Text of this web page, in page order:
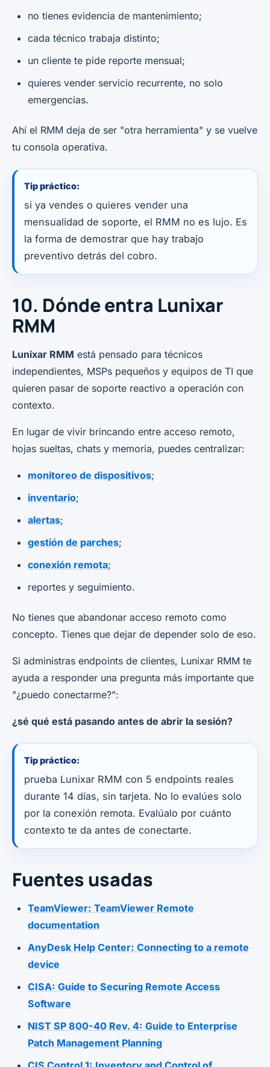
no tienes evidencia de mantenimiento;
cada técnico trabaja distinto;
un cliente te pide reporte mensual;
quieres vender servicio recurrente, no solo
emergencias.
Ahí el RMM deja de ser "otra herramienta" y se vuelve
tu consola operativa.
Tip práctico:
si ya vendes o quieres vender una
mensualidad de soporte, el RMM no es lujo. Es
la forma de demostrar que hay trabajo
preventivo detrás del cobro.
10. Dónde entra Lunixar
RMM
Lunixar RMM está pensado para técnicos
independientes, MSPs pequeños y equipos de TI que
quieren pasar de soporte reactivo a operación con
contexto.
En lugar de vivir brincando entre acceso remoto,
hojas sueltas, chats y memoria, puedes centralizar:
monitoreo de dispositivos;
inventario;
alertas;
gestión de parches;
conexión remota;
reportes y seguimiento.
No tienes que abandonar acceso remoto como
concepto. Tienes que dejar de depender solo de eso.
Si administras endpoints de clientes, Lunixar RMM te
ayuda a responder una pregunta más importante que
"¿puedo conectarme?":
¿sé qué está pasando antes de abrir la sesión?
Tip práctico:
prueba Lunixar RMM con 5 endpoints reales
durante 14 días, sin tarjeta. No lo evalúes solo
por la conexión remota. Evalúalo por cuánto
contexto te da antes de conectarte.
Fuentes usadas
TeamViewer: TeamViewer Remote
documentation
AnyDesk Help Center: Connecting to a remote
device
CISA: Guide to Securing Remote Access
Software
NIST SP 800-40 Rev. 4: Guide to Enterprise
Patch Management Planning